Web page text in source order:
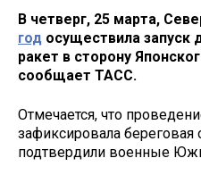
В четверг, 25 марта,
год осуществила запуск
ракет в сторону
сообщает ТАСС.
Отмечается, что
зафиксировала
подтвердили военные